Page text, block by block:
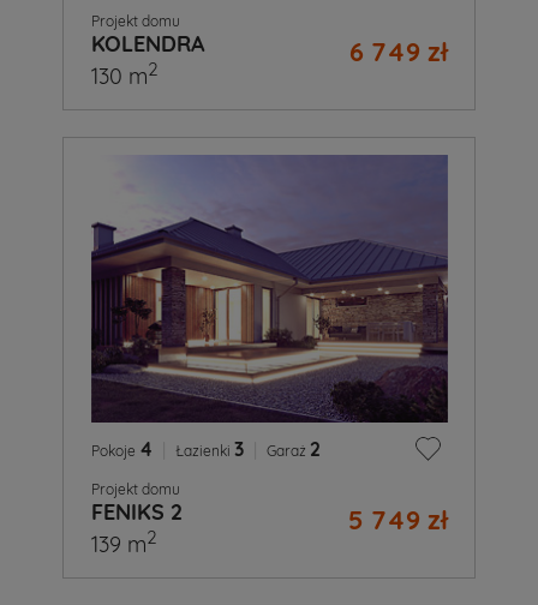
Projekt domu
KOLENDRA 6 749 zł
130 m2
Pokoje 4 Łazienki 3 Garaż 2
Projekt domu
FENIKS 2 5 749 zł
139 m2